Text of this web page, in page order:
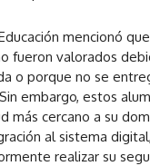
mencionó
fueron valorados
o porque no se
embargo, estos
más cercano a su
al sistema
realizar su